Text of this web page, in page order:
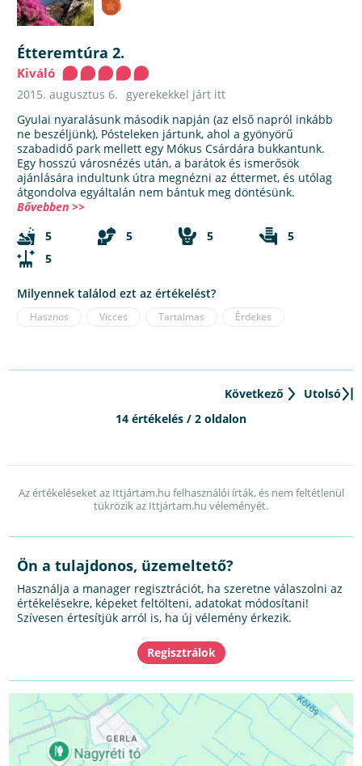
Étteremtúra 2.
Kiváló
2015. augusztus 6. gyerekekkel járt itt
Gyulai nyaralásunk második napján (az első napról inkább
ne beszéljünk), Pósteleken jártunk, ahol a gyönyörű
szabadidő park mellett egy Mókus Csárdára bukkantunk.
Egy hosszú városnézés után, a barátok és ismerősök
ajánlására indultunk útra megnézni az éttermet, és utólag
átgondolva egyáltalán nem bántuk meg döntésünk.
Bővebben >>
5
5 5
5
5
Milyennek találod ezt az értékelést?
Hasznos Vicces Tartalmas Érdekes
Következő
Utolsó
14 értékelés / 2 oldalon
Az értékeléseket az Ittjártam.hu felhasználói írták, és nem feltétlenül
tükrözik az Ittjártam.hu véleményét.
Ön a tulajdonos, üzemeltető?
Használja a manager regisztrációt, ha szeretne válaszolni az
értékelésekre, képeket feltölteni, adatokat módosítani!
Szívesen értesítjük arról is, ha új vélemény érkezik.